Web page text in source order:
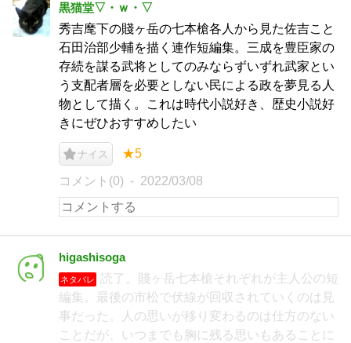
黒猫堂▽・ｗ・▽
秀吉麾下の賤ヶ岳の七本槍各人から見た佐吉こと
石田治部少輔を描く連作短編集。三成を豊臣家の
存続を謀る武将としてのみならずいずれ武家とい
う支配者層を必要としない民による政を夢見る人
物として描く。これは時代小説好き、歴史小説好
きにぜひおすすめしたい
ナイス ★5
コメント(0) 2022/03/08
higashisoga
ネタバレ
読了。賤ヶ岳七本槍それぞれが主人公の短
編集。最後の市松で伏線が回収されていくのは見
事だった。人の思いが移り変わるのは仕方のない
ことだが、いつまでも胸に残る思いもあることに